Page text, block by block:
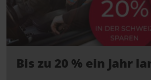
Bis zu 20 % ein Jahr